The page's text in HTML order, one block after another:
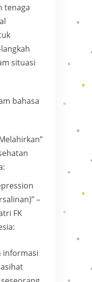
tenaga
situasi
bahasa
–
FK
informasi